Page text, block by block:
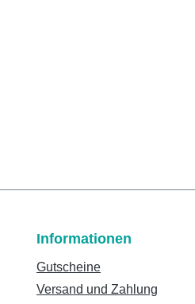
Informationen
Gutscheine
Versand und Zahlung